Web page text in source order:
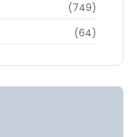
(749)
(64)